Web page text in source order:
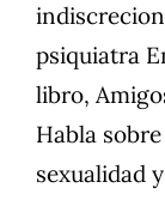
psiquiatra
libro,
Habla
sexualidad